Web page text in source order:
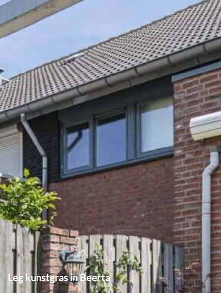
Leg kunstgras in Beerta